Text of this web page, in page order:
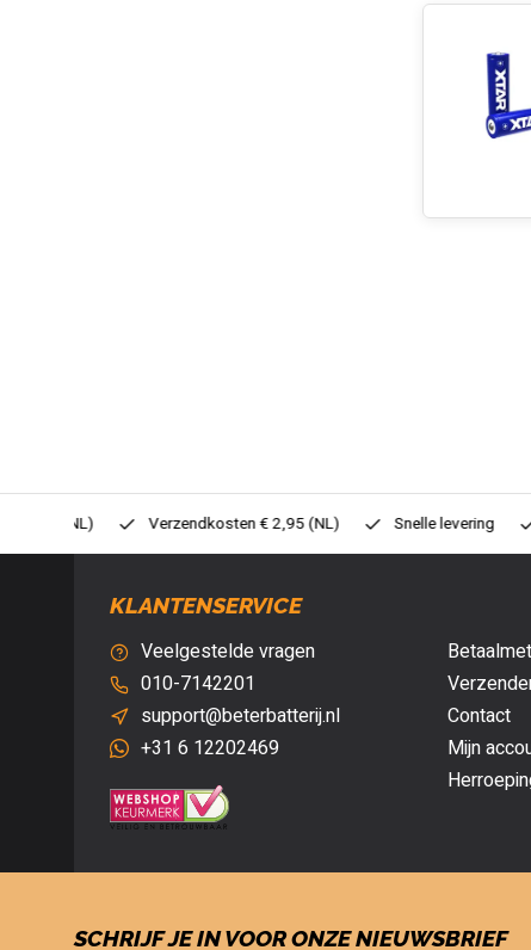
Verzendkosten € 2,95 (NL) Snelle levering
KLANTENSERVICE
Veelgestelde vragen
010-7142201
support@beterbatterij.nl
+31 6 12202469
Contact
Mijn
SCHRIJF JE IN VOOR ONZE NIEUWSBRIEF